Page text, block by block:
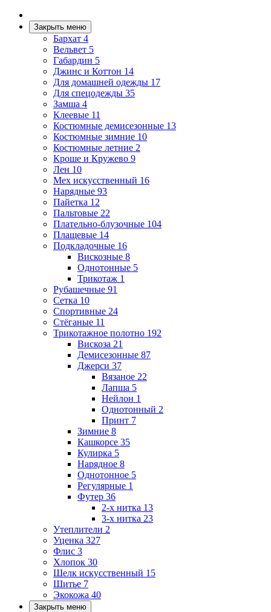
Закрыть меню
Бархат 4
Вельвет 5
Габардин 5
Джинс и Коттон 14
Для домашней одежды 17
Для спецодежды 35
Замша 4
Клеевые 11
Костюмные демисезонные 13
Костюмные зимние 10
Костюмные летние 2
Кроше и Кружево 9
Лен 10
Мех искусственный 16
Нарядные 93
Пайетка 12
Пальтовые 22
Плательно-блузочные 104
Плащевые 14
Подкладочные 16
Вискозные 8
Однотонные 5
Трикотаж 1
Рубашечные 91
Сетка 10
Спортивные 24
Стёганые 11
Трикотажное полотно 192
Вискоза 21
Демисезонные 87
Джерси 37
Вязаное 22
Лапша 5
Нейлон 1
Однотонный 2
Принт 7
Зимние 8
Кашкорсе 35
Кулирка 5
Нарядное 8
Однотонное 5
Регулярные 1
Футер 36
2-х нитка 13
3-х нитка 23
Утеплители 2
Уценка 327
Флис 3
Хлопок 30
Шелк искусственный 15
Шитье 7
Экокожа 40
Закрыть меню